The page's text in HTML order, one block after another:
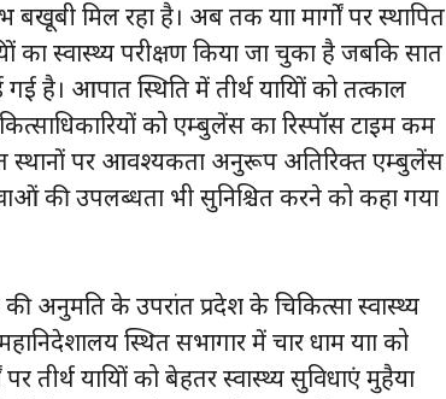
मिल रहा है। अब तक यात्रा मार्गों पर स्थापित
का स्वास्थ्य परीक्षण किया जा चुका है जबकि सात
है। आपात स्थिति में तीर्थ यात्रियों को तत्काल
को एम्बुलेंस का रिस्पॉस टाइम कम
स्थानों पर आवश्यकता अनुरूप अतिरिक्त एम्बुलेंस
की उपलब्धता भी सुनिश्चित करने को कहा गया
अनुमति के उपरांत प्रदेश के चिकित्सा स्वास्थ्य
स्थित सभागार में चार धाम यात्रा को
तीर्थ यात्रियों को बेहतर स्वास्थ्य सुविधाएं मुहैया